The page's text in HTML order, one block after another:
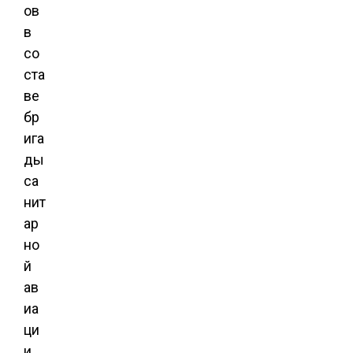
ов
в
со
ста
ве
бр
ига
ды
са
нит
ар
но
й
ав
иа
ци